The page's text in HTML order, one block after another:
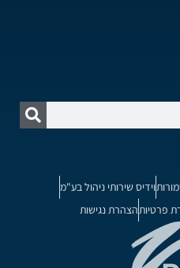
וידיס שירותי ניהול בע"מ
פרטיותהצהרת נגישות